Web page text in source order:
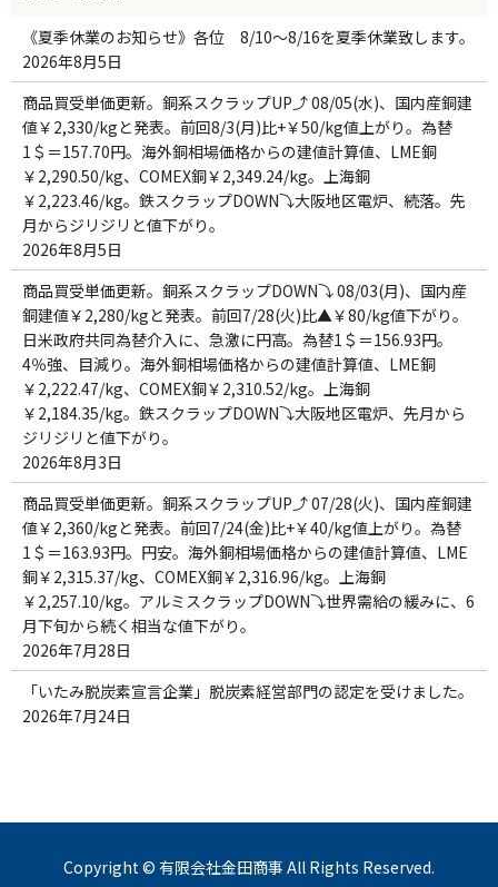
《夏季休業のお知らせ》各位 8/10～8/16を夏季休業致します。
2026年8月5日
商品買受単価更新。銅系スクラップUP⤴ 08/05(水)、国内産銅建
値￥2,330/kgと発表。前回8/3(月)比+￥50/kg値上がり。為替
1＄＝157.70円。海外銅相場価格からの建値計算値、LME銅
￥2,290.50/kg、COMEX銅￥2,349.24/kg。上海銅
￥2,223.46/kg。鉄スクラップDOWN⤵大阪地区電炉、続落。先
月からジリジリと値下がり。
2026年8月5日
商品買受単価更新。銅系スクラップDOWN⤵ 08/03(月)、国内産
銅建値￥2,280/kgと発表。前回7/28(火)比▲￥80/kg値下がり。
日米政府共同為替介入に、急激に円高。為替1＄＝156.93円。
4％強、目減り。海外銅相場価格からの建値計算値、LME銅
￥2,222.47/kg、COMEX銅￥2,310.52/kg。上海銅
￥2,184.35/kg。鉄スクラップDOWN⤵大阪地区電炉、先月から
ジリジリと値下がり。
2026年8月3日
商品買受単価更新。銅系スクラップUP⤴ 07/28(火)、国内産銅建
値￥2,360/kgと発表。前回7/24(金)比+￥40/kg値上がり。為替
1＄＝163.93円。円安。海外銅相場価格からの建値計算値、LME
銅￥2,315.37/kg、COMEX銅￥2,316.96/kg。上海銅
￥2,257.10/kg。アルミスクラップDOWN⤵世界需給の緩みに、6
月下旬から続く相当な値下がり。
2026年7月28日
「いたみ脱炭素宣言企業」脱炭素経営部門の認定を受けました。
2026年7月24日
Copyright © 有限会社金田商事 All Rights Reserved.